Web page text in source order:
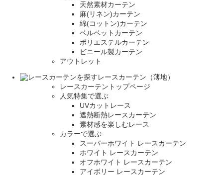
天然素材カーテン
麻(リネン)カーテン
綿(コットン)カーテン
ベルベットカーテン
ポリエステルカーテン
ビニール製カーテン
アウトレット
レースカーテン（薄地）
レースカーテントップページ
人気特集で選ぶ
UVカットレース
遮熱断熱レースカーテン
素材感を楽しむレース
カラーで選ぶ
スーパーホワイト レースカーテン
ホワイト レースカーテン
オフホワイト レースカーテン
アイボリー レースカーテン